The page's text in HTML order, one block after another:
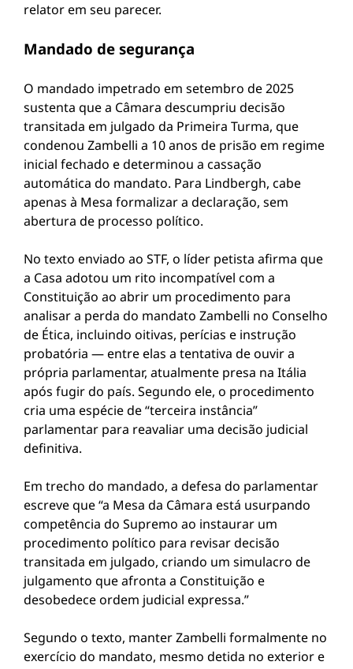
relator em seu parecer.
Mandado de segurança
O mandado impetrado em setembro de 2025
sustenta que a Câmara descumpriu decisão
transitada em julgado da Primeira Turma, que
condenou Zambelli a 10 anos de prisão em regime
inicial fechado e determinou a cassação
automática do mandato. Para Lindbergh, cabe
apenas à Mesa formalizar a declaração, sem
abertura de processo político.
No texto enviado ao STF, o líder petista afirma que
a Casa adotou um rito incompatível com a
Constituição ao abrir um procedimento para
analisar a perda do mandato Zambelli no Conselho
de Ética, incluindo oitivas, perícias e instrução
probatória — entre elas a tentativa de ouvir a
própria parlamentar, atualmente presa na Itália
após fugir do país. Segundo ele, o procedimento
cria uma espécie de “terceira instância”
parlamentar para reavaliar uma decisão judicial
definitiva.
Em trecho do mandado, a defesa do parlamentar
escreve que “a Mesa da Câmara está usurpando
competência do Supremo ao instaurar um
procedimento político para revisar decisão
transitada em julgado, criando um simulacro de
julgamento que afronta a Constituição e
desobedece ordem judicial expressa.”
Segundo o texto, manter Zambelli formalmente no
exercício do mandato, mesmo detida no exterior e